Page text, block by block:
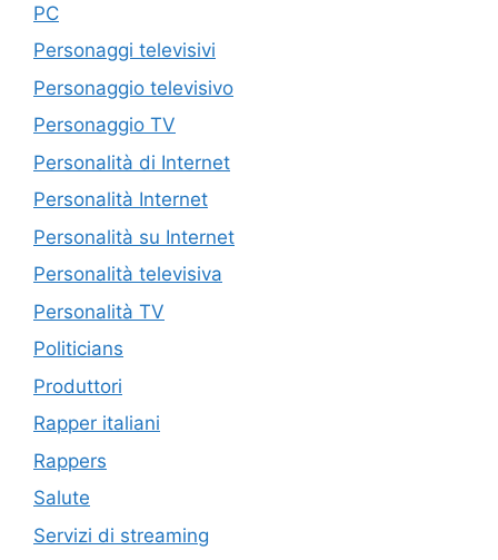
PC
Personaggi televisivi
Personaggio televisivo
Personaggio TV
Personalità di Internet
Personalità Internet
Personalità su Internet
Personalità televisiva
Personalità TV
Politicians
Produttori
Rapper italiani
Rappers
Salute
Servizi di streaming